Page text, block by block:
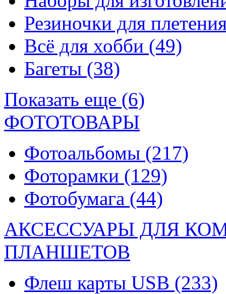
Резиночки для
Всё для хобби (49)
Багеты (38)
Показать еще (6)
ФОТОТОВАРЫ
Фотоальбомы (217)
Фоторамки (129)
Фотобумага (44)
АКСЕССУАРЫ ДЛЯ
ПЛАНШЕТОВ
Флеш карты USB (233)